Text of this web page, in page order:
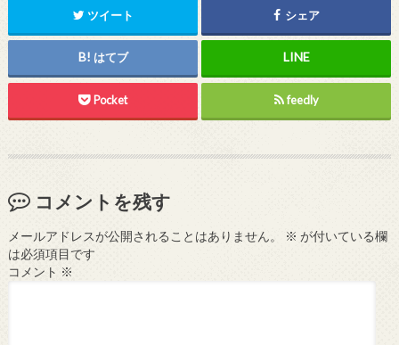
ツイート シェア
はてブ
Pocket feedly
コメントを残す
メールアドレスが公開されることはありません。 ※ が付いている欄
は必須項目です
コメント ※